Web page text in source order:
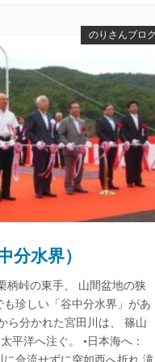
のりさんブロ
分水界）
柄峠の東手、 山間盆地の狭
珍しい「谷中分水界」があ
ら分かれた宮田川は、 篠山
平洋へ注ぐ。 •日本海へ：